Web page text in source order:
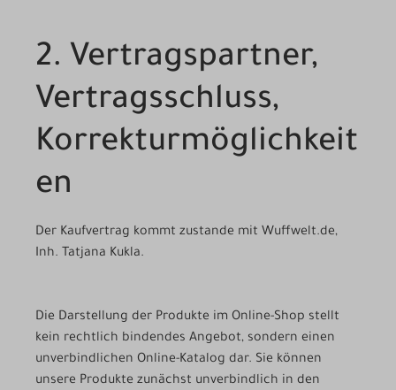
2. Vertragspartner,
Vertragsschluss,
Korrekturmöglichkeit
en
Der Kaufvertrag kommt zustande mit Wuffwelt.de,
Inh. Tatjana Kukla.
Die Darstellung der Produkte im Online-Shop stellt
kein rechtlich bindendes Angebot, sondern einen
unverbindlichen Online-Katalog dar. Sie können
unsere Produkte zunächst unverbindlich in den